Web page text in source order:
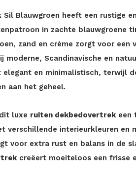
Sil Blauwgroen heeft een rustige
in zachte blauwgroene
zand en crème zorgt voor een
Scandinavische en
en minimalistisch, terwijl
aan het geheel.
luxe ruiten dekbedovertrekeen
verschillende interieurkleuren en
voor extra rust en balans in de
creëert moeiteloos een frisse